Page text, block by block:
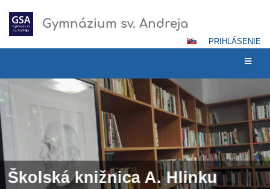
Gymnázium sv. Andreja
PRIHLÁSENIE
stránka
Školská knižnica A. Hlinku